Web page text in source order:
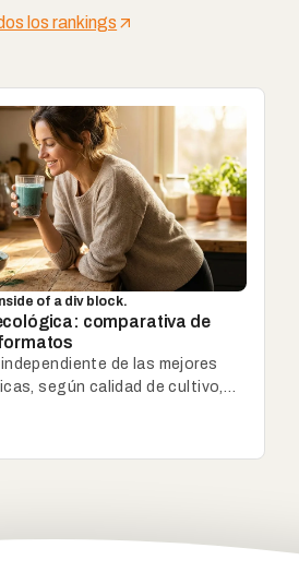
los rankings
of a div block.
comparativa de
de las mejores
según calidad de cultivo,